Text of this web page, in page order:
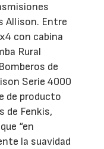
Allison. Entre
con cabina
Rural
de
Serie 4000
de producto
de Fenkis,
“en
la suavidad